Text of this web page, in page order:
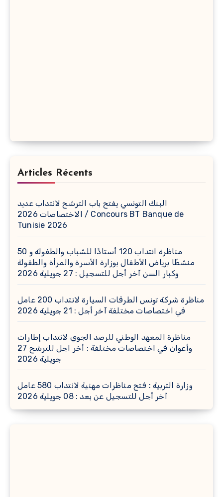
Articles Récents
البنك التونسي يفتح باب الترشح لانتداب عديد
الاختصاصات 2026 / Concours BT Banque de
Tunisie 2026
مناظرة انتداب 120 أستاذًا للشباب والطفولة و 50
منشطًا برياض الأطفال بوزارة الأسرة والمرأة والطفولة
وكبار السن آخر أجل للتسجيل : 27 جويلية 2026
مناظرة شركة تونس الطرقات السيارة لانتداب 200 عامل
في اختصاصات مختلفة آخر أجل : 21 جويلية 2026
مناظرة المعهد الوطني للرصد الجوي لانتداب إطارات
وأعوان في اختصاصات مختلفة : أخر اجل للترشح 27
جويلية 2026
وزارة التربية : فتح مناظرات مهنية لانتداب 580 عامل
آخر أجل للتسجيل عن بعد : 08 جويلية 2026